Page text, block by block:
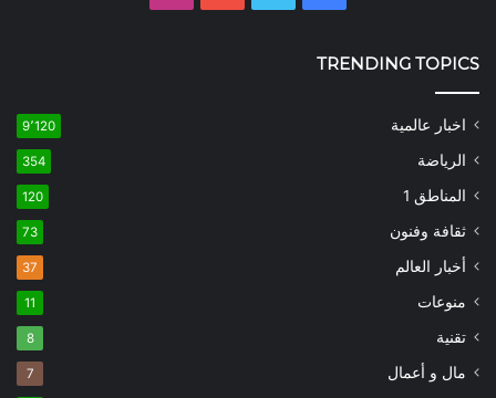
TRENDING TOPICS
اخبار عالمية 9٬120
الرياضة 354
المناطق 1 120
ثقافة وفنون 73
أخبار العالم 37
منوعات 11
تقنية 8
مال و أعمال 7